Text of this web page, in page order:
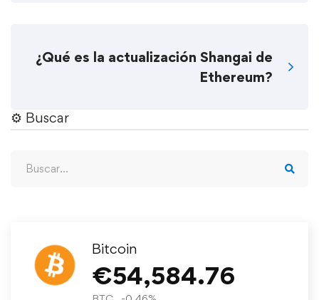
¿Qué es la actualización Shangai de
Ethereum?
⚙︎ Buscar
Bitcoin
€54,584.76